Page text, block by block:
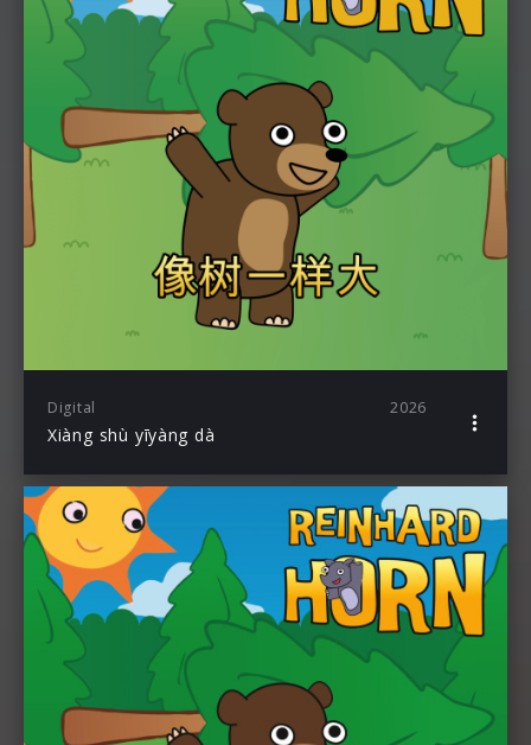
Digital 2026
Xiàng shù yīyàng dà